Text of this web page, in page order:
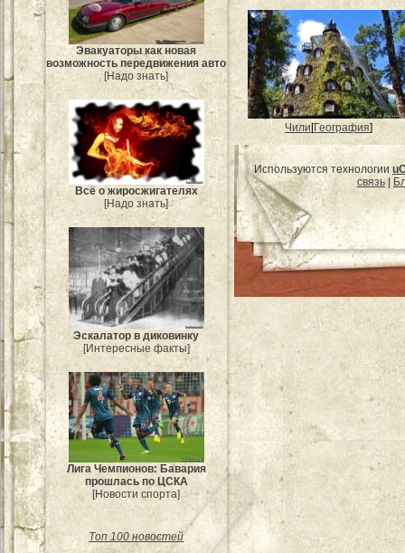
Эвакуаторы как новая
возможность передвижения авто
[Надо знать]
Всё о жиросжигателях
[Надо знать]
Эскалатор в диковинку
[Интересные факты]
Лига Чемпионов: Бавария
прошлась по ЦСКА
[Новости спорта]
Топ 100 новостей
Чили [География]
Используются технологии
связь